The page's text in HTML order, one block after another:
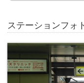
ステーションフォ